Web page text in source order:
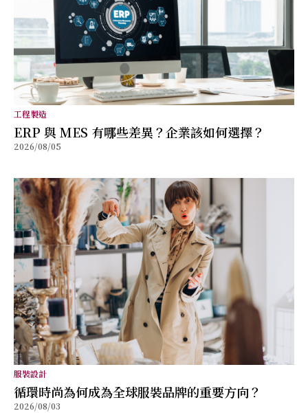
工程製造
ERP 與 MES 有哪些差異？企業該如何選擇？
2026/08/05
服裝設計
循環時尚為何成為全球服裝品牌的重要方向？
2026/08/03